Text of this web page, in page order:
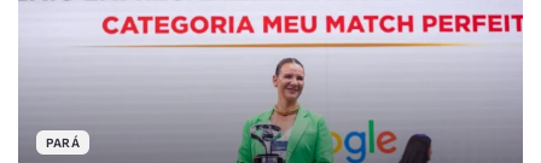
PARÁ